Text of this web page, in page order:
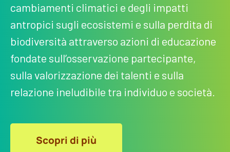
cambiamenti climatici e degli impatti
antropici sugli ecosistemi e sulla perdita di
biodiversità attraverso azioni di educazione
fondate sull’osservazione partecipante,
sulla valorizzazione dei talenti e sulla
relazione ineludibile tra individuo e società.
Scopri di più